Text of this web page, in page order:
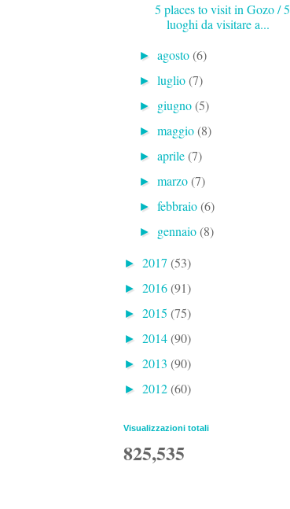
5 places to visit in Gozo / 5
luoghi da visitare a...
►agosto(6)
►luglio(7)
► giugno(5)
►maggio(8)
►aprile(7)
►marzo(7)
►febbraio(6)
► gennaio(8)
► 2017 (53)
► 2016(91)
► 2015 (75)
► 2014(90)
► 2013 (90)
► 2012(60)
Visualizzazioni totali
825,535